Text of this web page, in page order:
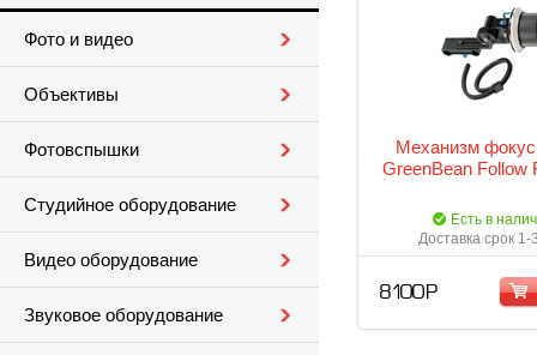
Фото и видео
Объективы
Фотовспышки
Студийное оборудование
Видео оборудование
Звуковое оборудование
Механизм
GreenBean Follow
Есть в
Доставка срок 1-
8 100 Р